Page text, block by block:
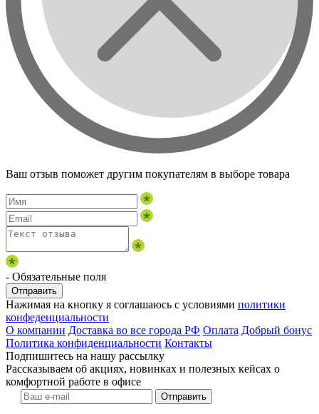
Ваш отзыв поможет другим покупателям в выборе товара
- Обязательные поля
Отправить
Нажимая на кнопку я соглашаюсь с условиями политики
конфеденциальности
О компании Доставка во все города РФ Оплата Добрый бонус
Политика конфиденциальности Контакты
Подпишитесь на нашу рассылку
Рассказываем об акциях, новинках и полезных кейсах о
комфортной работе в офисе
Отправить